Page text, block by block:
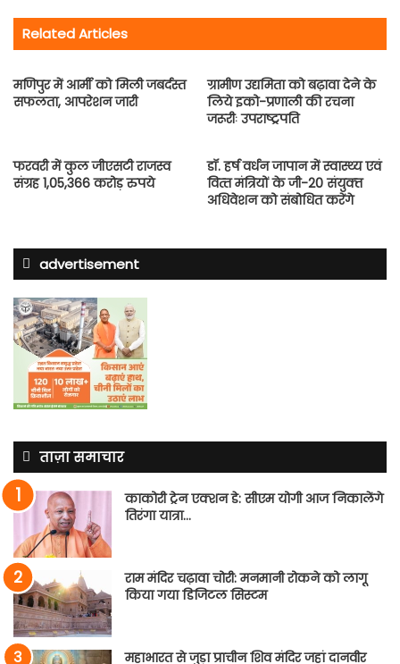
Related Articles
मणिपुर में आर्मी को मिली जबर्दस्त
सफलता, आपरेशन जारी
ग्रामीण उद्यमिता को बढ़ावा देने के
लिये इको-प्रणाली की रचना
जरूरीः उपराष्ट्रपति
फरवरी में कुल जीएसटी राजस्व
संग्रह 1,05,366 करोड़ रुपये
डॉ. हर्ष वर्धन जापान में स्‍वास्‍थ्‍य एवं
वित्‍त मंत्रियों के जी-20 संयुक्‍त
अधिवेशन को संबोधित करेंगे
advertisement
ताज़ा समाचार
काकोरी ट्रेन एक्शन डे: सीएम योगी आज निकालेंगे
तिरंगा यात्रा…
राम मंदिर चढ़ावा चोरी: मनमानी रोकने को लागू
किया गया डिजिटल सिस्टम
महाभारत से जुड़ा प्राचीन शिव मंदिर जहां दानवीर